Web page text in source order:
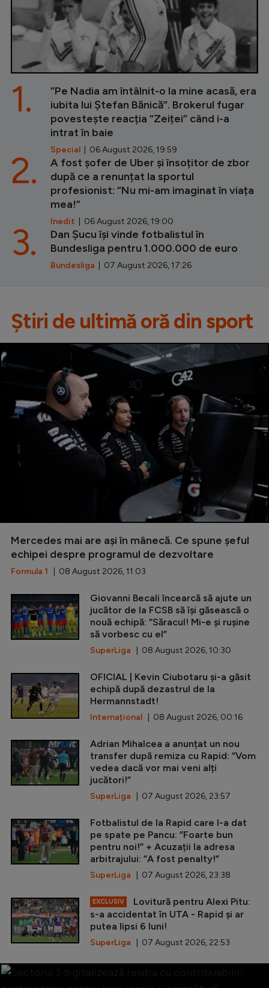
”Pe Nadia am întâlnit-o la mine acasă, era
iubita lui Ștefan Bănică”. Brokerul fugar
povestește reacția ”Zeiței” când i-a
intrat în baie
Special | 06 August 2026, 19:59
1.
A fost șofer de Uber și însoțitor de zbor
după ce a renunțat la sportul
profesionist: ”Nu mi-am imaginat în viața
mea!”
Inedit | 06 August 2026, 19:00
2.
Dan Șucu își vinde fotbalistul în
Bundesliga pentru 1.000.000 de euro
Bundesliga | 07 August 2026, 17:26
3.
Știri de ultimă oră din sport
Mercedes mai are ași în mânecă. Ce spune șeful
echipei despre programul de dezvoltare
Formula 1 | 08 August 2026, 11:03
Giovanni Becali încearcă să ajute un
jucător de la FCSB să își găsească o
nouă echipă: ”Săracul! Mi-e și rușine
să vorbesc cu el”
SuperLiga | 08 August 2026, 10:30
OFICIAL | Kevin Ciubotaru și-a găsit
echipă după dezastrul de la
Hermannstadt!
Internațional | 08 August 2026, 00:16
Adrian Mihalcea a anunțat un nou
transfer după remiza cu Rapid: ”Vom
vedea dacă vor mai veni alți
jucători!”
SuperLiga | 07 August 2026, 23:57
Fotbalistul de la Rapid care l-a dat
pe spate pe Pancu: ”Foarte bun
pentru noi!” + Acuzații la adresa
arbitrajului: ”A fost penalty!”
SuperLiga | 07 August 2026, 23:38
EXCLUSIV
Lovitură pentru Alexi Pitu:
s-a accidentat în UTA - Rapid și ar
putea lipsi 6 luni!
SuperLiga | 07 August 2026, 22:53